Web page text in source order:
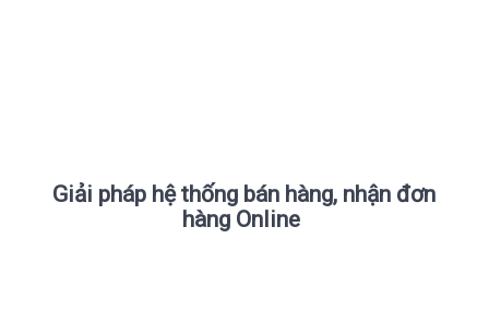
Giải pháp hệ thống bán hàng, nhận đơn
hàng Online